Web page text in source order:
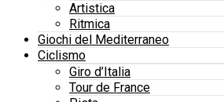
Artistica
Ritmica
Giochi del Mediterraneo
Ciclismo
Giro d’Italia
Tour de France